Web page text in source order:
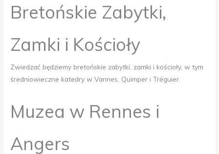
Bretońskie Zabytki,
Zamki i Kościoły
Zwiedzać będziemy bretońskie zabytki, zamki i kościoły, w tym
średniowieczne katedry w Vannes, Quimper i Tréguier.
Muzea w Rennes i
Angers